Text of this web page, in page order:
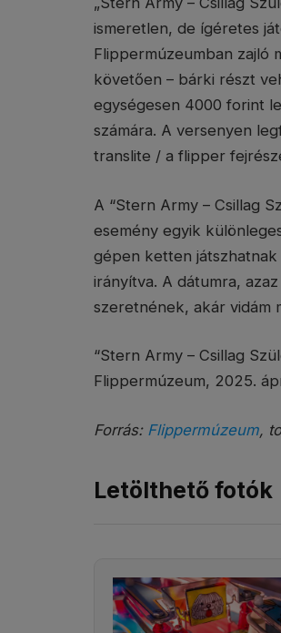
ismeretlen, de ígéretes
Flippermúzeumban zajló
követően – bárki részt
egységesen 4000 forint
számára. A versenyen
translite / a flipper
A “Stern Army – Csillag
esemény egyik
gépen ketten
irányítva. A dátumra,
szeretnének, akár vidám
“Stern Army – Csillag
Flippermúzeum, 2025.
Forrás: Flippermúzeum,
Letölthető fotók